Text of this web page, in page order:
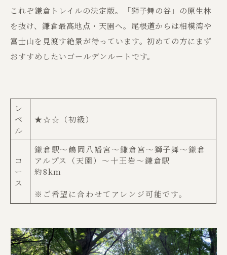
これぞ鎌倉トレイルの決定版。「獅子舞の谷」の原生林
を抜け、鎌倉最高地点・天園へ。尾根道からは相模湾や
富士山を見渡す絶景が待っています。初めての方にまず
おすすめしたいゴールデンルートです。
レ
ベ
ル
★☆☆（初級）
コ
ー
ス
鎌倉駅〜鶴岡八幡宮〜鎌倉宮〜獅子舞〜鎌倉
アルプス（天園）〜十王岩〜鎌倉駅
約8km
※ご希望に合わせてアレンジ可能です。